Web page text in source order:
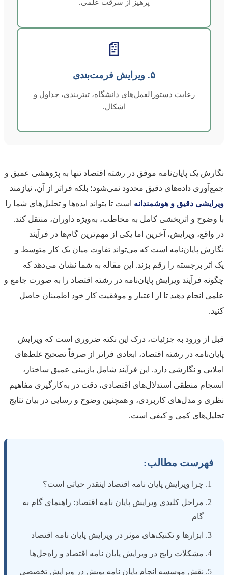
پرهیز از سرقت علمی.
📄
۵. ویرایش فرمت‌بندی
رعایت دستورالعمل‌های دانشگاه، تیتربندی، جداول و
اشکال.
نگارش یک پایان‌نامه موفق در رشته اقتصاد تنها به پژوهشی عمیق و
جمع‌آوری داده‌های دقیق محدود نمی‌شود؛ بلکه فراتر از آن، نیازمند
ویرایشی دقیق و هوشمندانه است تا بتواند ایده‌ها و تحلیل‌های شما را
با وضوح و اثربخشی کامل به مخاطب، به‌ویژه داوران، منتقل کند.
در واقع، ویرایش، آخرین اما یکی از مهم‌ترین گام‌ها در فرآیند
نگارش پایان‌نامه است که می‌تواند تفاوت میان یک کار متوسط و
یک اثر برجسته را رقم بزند. این مقاله به شما نشان می‌دهد که
چگونه فرآیند ویرایش پایان‌نامه در رشته اقتصاد را به صورت جامع و
علمی انجام دهید تا از اعتبار و موفقیت کار خود اطمینان حاصل
کنید.
قبل از ورود به جزئیات، درک این نکته ضروری است که ویرایش
پایان‌نامه در رشته اقتصاد، ابعادی فراتر از صرفاً تصحیح غلط‌های
املایی و نگارشی دارد. این فرآیند شامل بازبینی عمیق ساختار،
انسجام منطقی استدلال‌های اقتصادی، دقت در به‌کارگیری مفاهیم
نظری و مدل‌های کاربردی، و همچنین وضوح و رسایی در بیان نتایج
تحلیل‌های کمی و کیفی است.
فهرست مطالب:
چرا ویرایش پایان نامه اقتصاد اینقدر حیاتی است؟
مراحل کلیدی ویرایش پایان نامه اقتصاد: راهنمای گام به
گام
ابزارها و تکنیک‌های موثر در ویرایش پایان نامه اقتصاد
مشکلات رایج در ویرایش پایان نامه اقتصاد و راه‌حل‌ها
نقش موسسه انجام پایان نامه پویش در ویرایش تخصصی